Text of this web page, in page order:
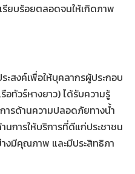
รียบร้อยตลอดจนให้เกิดภาพ
สงค์เพื่อให้บุคลากรผู้ประกอบ
อทัวร์หางยาว) ได้รับความรู้
การด้านความปลอดภัยทางน้ำ
การให้บริการที่ดีแก่ประชาชน
งมีคุณภาพ และมีประสิทธิภา